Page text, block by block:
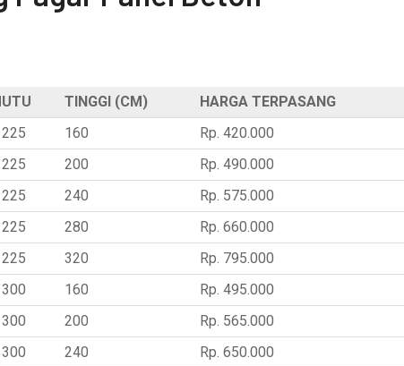
TINGGI (CM)
HARGA TERPASANG
160
Rp. 420.000
200
Rp. 490.000
240
Rp. 575.000
280
Rp. 660.000
320
Rp. 795.000
160
Rp. 495.000
200
Rp. 565.000
240
Rp. 650.000